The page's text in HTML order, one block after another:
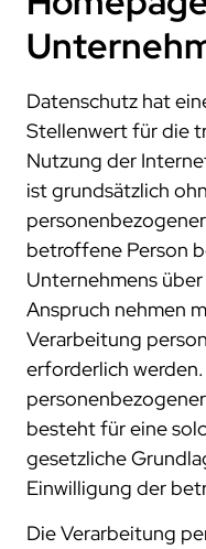
test.guide
scenario.architect
review.toolbox
japan
jobs
stellenangebote
was uns ausmacht
dein einstieg
netzwerk
kooperationen
beteiligungen
mitgliedschaften
forschung
kunden
unsere kunden
zusammenarbeit
newsletter
Datenschutz hat
Stellenwert für die
Nutzung der
ist grundsätzlich
betroffene Person
Unternehmens
Anspruch nehmen
Verarbeitung
erforderlich
besteht für eine
gesetzliche
Einwilligung der
Die Verarbeitung